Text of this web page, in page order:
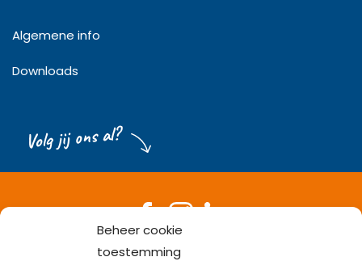
Beheer cookie
toestemming
Algemene info
Downloads
Volg jij ons al?
053-538 38 82